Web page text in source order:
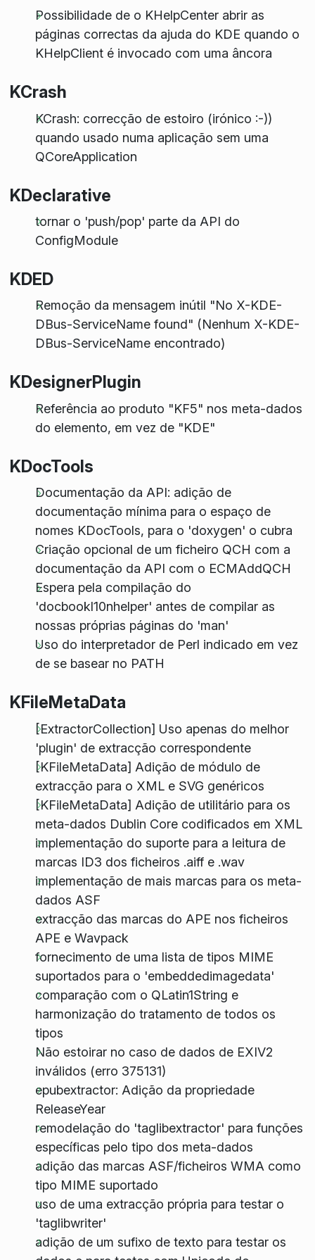
Possibilidade de o KHelpCenter abrir as
páginas correctas da ajuda do KDE quando o
KHelpClient é invocado com uma âncora
KCrash
KCrash: correcção de estoiro (irónico :-))
quando usado numa aplicação sem uma
QCoreApplication
KDeclarative
tornar o 'push/pop' parte da API do
ConfigModule
KDED
Remoção da mensagem inútil "No X-KDE-
DBus-ServiceName found" (Nenhum X-KDE-
DBus-ServiceName encontrado)
KDesignerPlugin
Referência ao produto "KF5" nos meta-dados
do elemento, em vez de "KDE"
KDocTools
Documentação da API: adição de
documentação mínima para o espaço de
nomes KDocTools, para o 'doxygen' o cubra
Criação opcional de um ficheiro QCH com a
documentação da API com o ECMAddQCH
Espera pela compilação do
'docbookl10nhelper' antes de compilar as
nossas próprias páginas do 'man'
Uso do interpretador de Perl indicado em vez
de se basear no PATH
KFileMetaData
[ExtractorCollection] Uso apenas do melhor
'plugin' de extracção correspondente
[KFileMetaData] Adição de módulo de
extracção para o XML e SVG genéricos
[KFileMetaData] Adição de utilitário para os
meta-dados Dublin Core codificados em XML
implementação do suporte para a leitura de
marcas ID3 dos ficheiros .aiff e .wav
implementação de mais marcas para os meta-
dados ASF
extracção das marcas do APE nos ficheiros
APE e Wavpack
fornecimento de uma lista de tipos MIME
suportados para o 'embeddedimagedata'
comparação com o QLatin1String e
harmonização do tratamento de todos os
tipos
Não estoirar no caso de dados de EXIV2
inválidos (erro 375131)
epubextractor: Adição da propriedade
ReleaseYear
remodelação do 'taglibextractor' para funções
específicas pelo tipo dos meta-dados
adição das marcas ASF/ficheiros WMA como
tipo MIME suportado
uso de uma extracção própria para testar o
'taglibwriter'
adição de um sufixo de texto para testar os